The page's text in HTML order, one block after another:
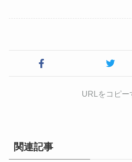
URLをコピー
関連記事